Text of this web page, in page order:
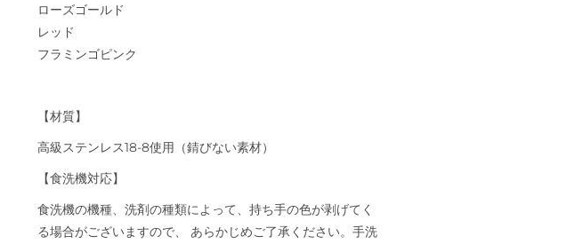
ローズゴールド
レッド
フラミンゴピンク
【材質】
高級ステンレス18-8使用（錆びない素材）
【食洗機対応】
食洗機の機種、洗剤の種類によって、持ち手の色が剥げてく
る場合がございますので、 あらかじめご了承ください。手洗